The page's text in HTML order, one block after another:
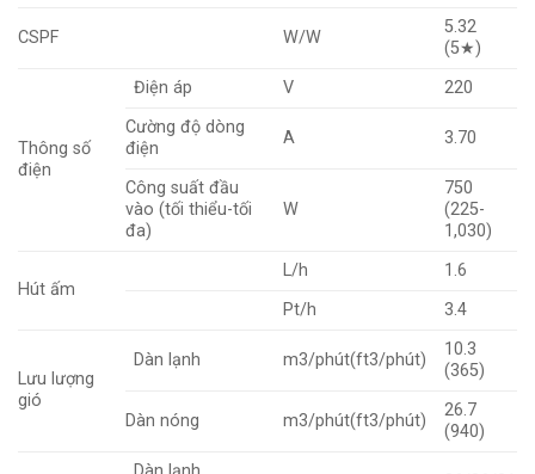
CSPF W/W
5.32
(5★)
Thông số
điện
Điện áp V
220
Cường độ dòng
điện
A 3.70
Công suất đầu
vào (tối thiểu-tối
đa)
W
750
(225-
1,030)
Hút ấm
L/h
1.6
Pt/h
3.4
Lưu lượng
gió
Dàn lạnh m3/phút(ft3/phút)
10.3
(365)
Dàn nóng m3/phút(ft3/phút)
26.7
(940)